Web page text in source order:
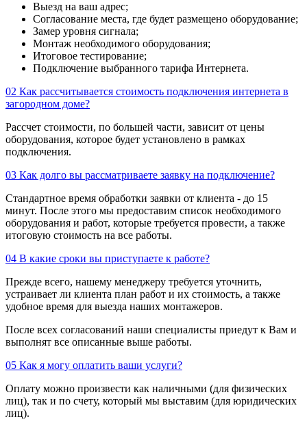
Выезд на ваш адрес;
Согласование места, где будет размещено оборудование;
Замер уровня сигнала;
Монтаж необходимого оборудования;
Итоговое тестирование;
Подключение выбранного тарифа Интернета.
02 Как рассчитывается стоимость подключения интернета в
загородном доме?
Рассчет стоимости, по большей части, зависит от цены
оборудования, которое будет установлено в рамках
подключения.
03 Как долго вы рассматриваете заявку на подключение?
Стандартное время обработки заявки от клиента - до 15
минут. После этого мы предоставим список необходимого
оборудования и работ, которые требуется провести, а также
итоговую стоимость на все работы.
04 В какие сроки вы приступаете к работе?
Прежде всего, нашему менеджеру требуется уточнить,
устраивает ли клиента план работ и их стоимость, а также
удобное время для выезда наших монтажеров.
После всех согласований наши специалисты приедут к Вам и
выполнят все описанные выше работы.
05 Как я могу оплатить ваши услуги?
Оплату можно произвести как наличными (для физических
лиц), так и по счету, который мы выставим (для юридических
лиц).